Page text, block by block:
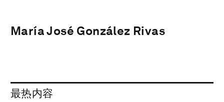
María José González Rivas
最热内容